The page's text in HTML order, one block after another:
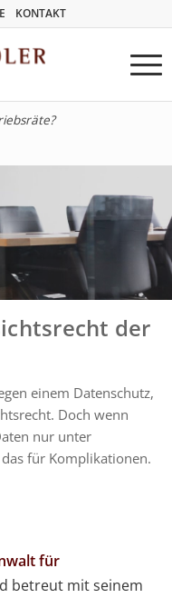
KONTAKT
der
einem Datenschutz,
Doch wenn
nur unter
für Komplikationen.
für
betreut mit seinem